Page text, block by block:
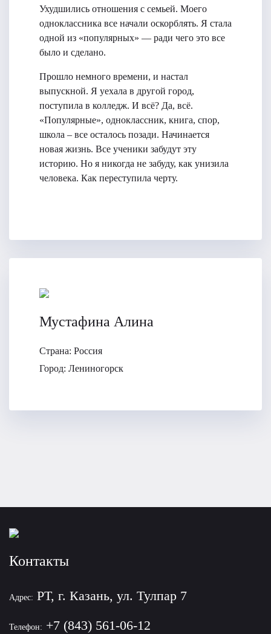
Ухудшились отношения с семьей. Моего
одноклассника все начали оскорблять. Я стала
одной из «популярных» — ради чего это все
было и сделано.
Прошло немного времени, и настал
выпускной. Я уехала в другой город,
поступила в колледж. И всё? Да, всё.
«Популярные», одноклассник, книга, спор,
школа – все осталось позади. Начинается
новая жизнь. Все ученики забудут эту
историю. Но я никогда не забуду, как унизила
человека. Как переступила черту.
Мустафина Алина
Страна: Россия
Город: Лениногорск
Контакты
Адрес: РТ, г. Казань, ул. Тулпар 7
Телефон: +7 (843) 561-06-12